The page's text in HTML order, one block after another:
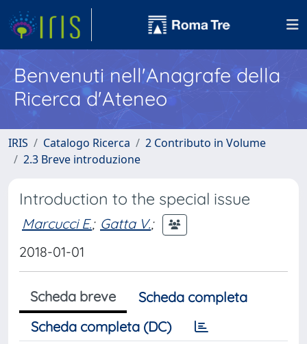
Benvenuti nell'Anagrafe della
Ricerca d'Ateneo
IRIS Catalogo Ricerca
2 Contributo in Volume
2.3 Breve introduzione
Introduction to the special issue
Marcucci E.; Gatta V.;
2018-01-01
Scheda breve
Scheda completa
Scheda completa (DC)